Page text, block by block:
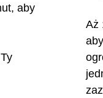
aby
Aż